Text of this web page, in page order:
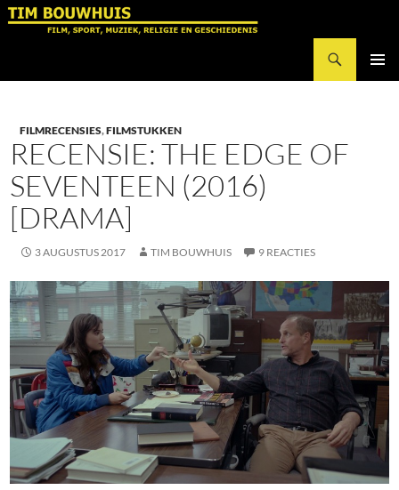
Ga
FILMRECENSIES,FILMSTUKKEN
RECENSIE: THE EDGE OF
SEVENTEEN (2016)
[DRAMA]
3 AUGUSTUS 2017 TIM BOUWHUIS 9 REACTIES